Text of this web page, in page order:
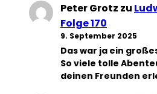
Peter Grotz zu
Folge 170
9. September 2025
Das war ja ein
So viele tolle
deinen Freunden